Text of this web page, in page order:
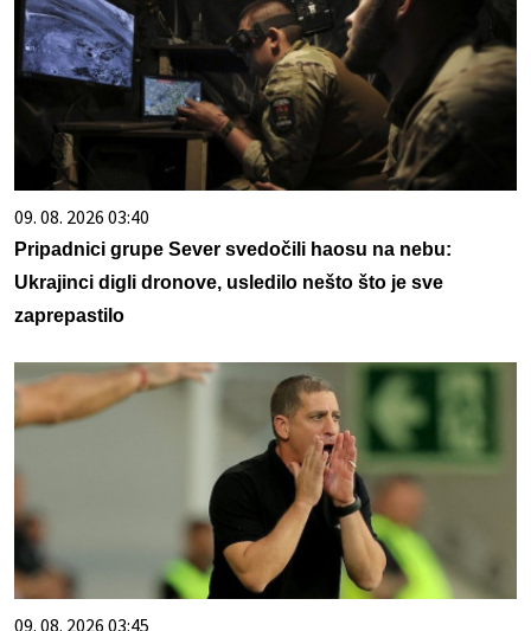
09. 08. 2026 03:40
Pripadnici grupe Sever svedočili haosu na nebu:
Ukrajinci digli dronove, usledilo nešto što je sve
zaprepastilo
09. 08. 2026 03:45